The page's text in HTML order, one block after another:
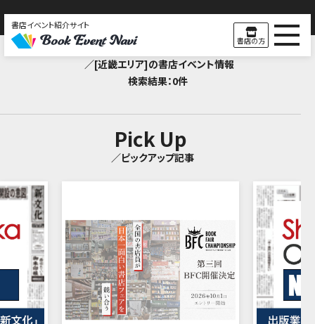
書店イベント紹介サイト
書店の方
Search Result
／[近畿エリア]の書店イベント情報
検索結果：0件
Pick Up
／ピックアップ記事